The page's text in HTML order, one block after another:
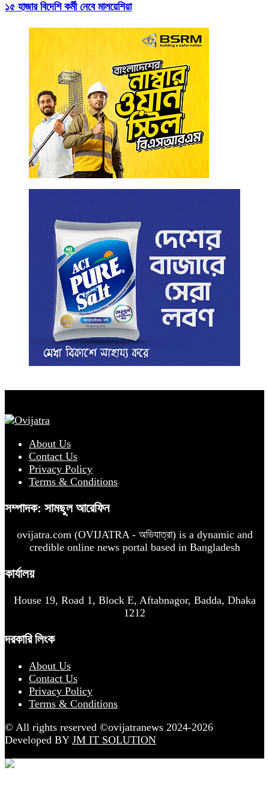
১৫ হাজার বিদেশি কর্মী নেবে মালয়েশিয়া
About Us
Contact Us
Privacy Policy
Terms & Conditions
সম্পাদক: সামছুল আরেফিন
ovijatra.com (OVIJATRA - অভিযাত্রা) is a dynamic and
credible online news portal based in Bangladesh
কার্যালয়
House 19, Road 1, Block E, Aftabnagor, Badda, Dhaka
1212
দরকারি লিংক
About Us
Contact Us
Privacy Policy
Terms & Conditions
© All rights reserved ©ovijatranews 2024-2026
Developed BY JM IT SOLUTION